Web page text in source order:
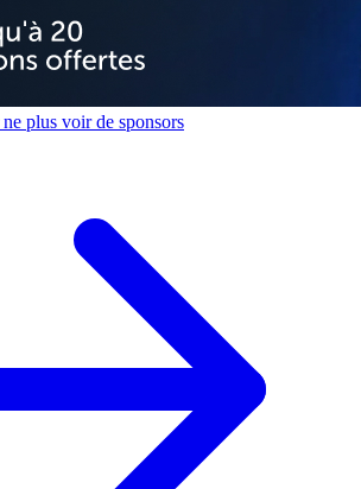
plus voir de sponsors